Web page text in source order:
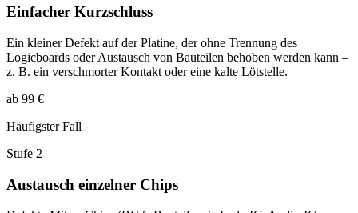
Einfacher Kurzschluss
Ein kleiner Defekt auf der Platine, der ohne Trennung des
Logicboards oder Austausch von Bauteilen behoben werden kann –
z. B. ein verschmorter Kontakt oder eine kalte Lötstelle.
ab 99 €
Häufigster Fall
Stufe 2
Austausch einzelner Chips